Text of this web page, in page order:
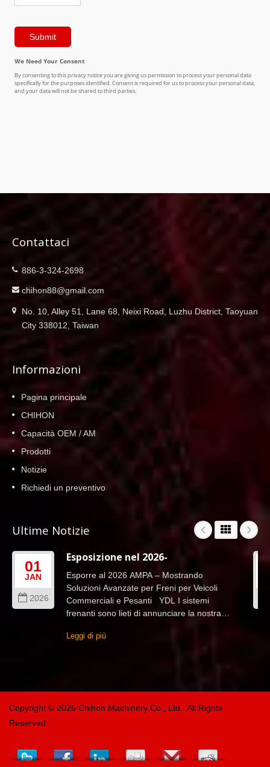
Contattaci
886-3-324-2698
chihon88@gmail.com
No. 10, Alley 51, Lane 68, Neixi Road, Luzhu District, Taoyuan
City 338012, Taiwan
Informazioni
Pagina principale
CHIHON
Capacità OEM / AM
Prodotti
Notizie
Richiedi un preventivo
Ultime Notizie
01
JAN
2026
Esposizione nel 2026-
Esporre al 2026 AMPA – Mostrando
Soluzioni Avanzate per Freni per Veicoli
Commerciali e Pesanti YDL I sistemi
frenanti sono lieti di annunciare la nostra
Leggi di più
Copyright © 2026 Chihon Machinery Co., Ltd.. All Rights
Reserved.